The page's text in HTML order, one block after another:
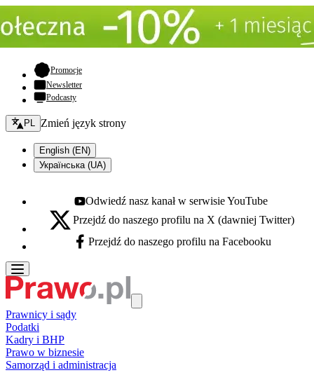
Promocje- otwiera się w nowej karcie
Newsletter
Podcasty
Zmień język - bieżący:
PL Zmień język strony
English (EN)
Українська (UA)
Youtube - otwiera się w nowej karcie
Odwiedź nasz kanał w serwisie YouTube
X - otwiera się w nowej karcie
Przejdź do naszego profilu na X (dawniej Twitter)
Facebook - otwiera się w nowej karcie
Przejdź do naszego profilu na Facebooku
Prawnicy i sądy
Podatki
Kadry i BHP
Prawo w biznesie
Samorząd i administracja